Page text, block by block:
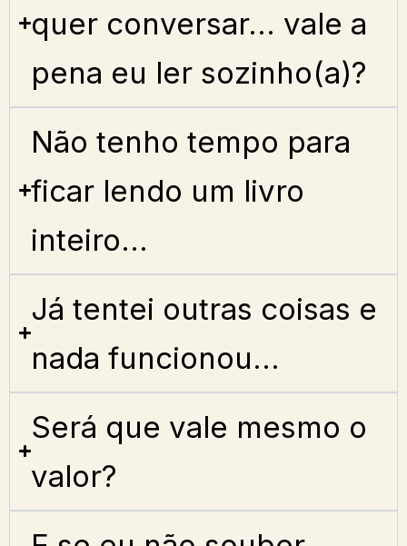
quer conversar... vale a
pena eu ler sozinho(a)?
Não tenho tempo para
ficar lendo um livro
inteiro...
Já tentei outras coisas e
nada funcionou...
Será que vale mesmo o
valor?